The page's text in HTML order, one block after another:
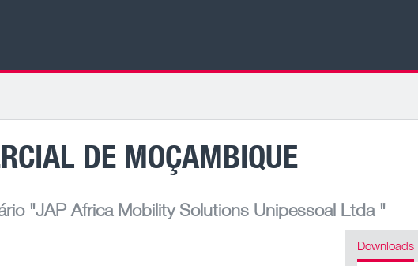
DE MOÇAMBIQUE
"JAP Africa Mobility Solutions Unipessoal Ltda "
Downloads